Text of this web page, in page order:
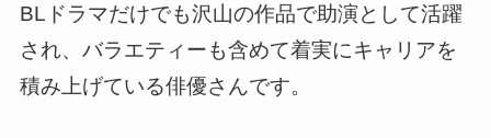
BLドラマだけでも沢山の作品で助演として活躍
され、バラエティーも含めて着実にキャリアを
積み上げている俳優さんです。